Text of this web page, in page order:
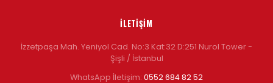
İLETIŞIM
İzzetpaşa Mah. Yeniyol Cad. No:3 Kat:32 D:251 Nurol Tower -
Şişli / İstanbul
WhatsApp İletişim: 0552 684 82 52